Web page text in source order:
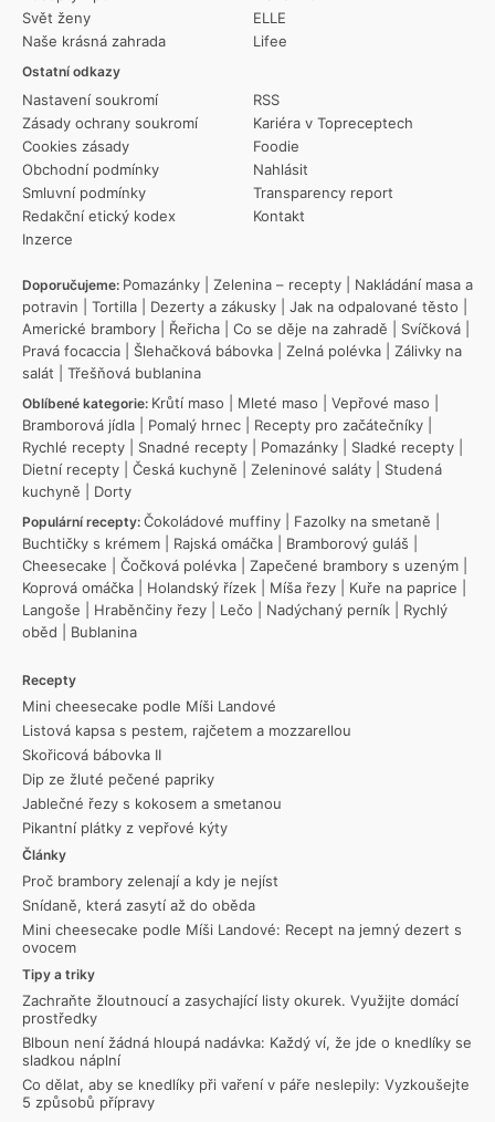
Svět ženy
Naše krásná zahrada
Ostatní odkazy
Nastavení soukromí
Zásady ochrany soukromí
Cookies zásady
Obchodní podmínky
Smluvní podmínky
Redakční etický kodex
Inzerce
RSS
Kariéra v Topreceptech
Foodie
Nahlásit
Transparency report
Kontakt
ELLE
Lifee
Doporučujeme: Pomazánky Zelenina – recepty
Nakládání masa a
potravin
Tortilla Dezerty a zákusky Jak na odpalované těsto
Americké brambory
Řeřicha Co se děje na zahradě Svíčková
Pravá focaccia
Šlehačková bábovka Zelná polévka
Zálivky na
salát
Třešňová bublanina
Oblíbené kategorie: Krůtí maso Mleté maso Vepřové maso
Bramborová jídla
Pomalý hrnec Recepty pro začátečníky
Rychlé recepty
Snadné recepty Pomazánky Sladké recepty
Dietní recepty
Česká kuchyně Zeleninové saláty
Studená
kuchyně
Dorty
Populární recepty: Čokoládové muffiny Fazolky na smetaně
Buchtičky s krémem
Rajská omáčka Bramborový guláš
Cheesecake
Čočková polévka Zapečené brambory s uzeným
Koprová omáčka
Holandský řízek Míša řezy Kuře na paprice
Langoše
Hraběnčiny řezy Lečo Nadýchaný perník
Rychlý
oběd
Bublanina
Recepty
Mini cheesecake podle Míši Landové
Listová kapsa s pestem, rajčetem a mozzarellou
Skořicová bábovka II
Dip ze žluté pečené papriky
Jablečné řezy s kokosem a smetanou
Pikantní plátky z vepřové kýty
Články
Proč brambory zelenají a kdy je nejíst
Snídaně, která zasytí až do oběda
Mini cheesecake podle Míši Landové: Recept na jemný dezert s
ovocem
Tipy a triky
Zachraňte žloutnoucí a zasychající listy okurek. Využijte domácí
prostředky
Blboun není žádná hloupá nadávka: Každý ví, že jde o knedlíky se
sladkou náplní
Co dělat, aby se knedlíky při vaření v páře neslepily: Vyzkoušejte
5 způsobů přípravy